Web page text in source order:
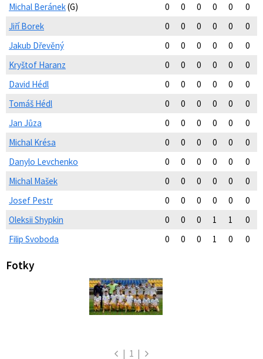
Michal Beránek(G) 0 0 0 0 0
0
Jiří Borek
0 0 0 0 0
0
Jakub Dřevěný
0 0 0 0 0
0
Kryštof Haranz
0 0 0 0 0
0
David Hédl
0 0 0 0 0
0
Tomáš Hédl
0 0 0 0 0
0
Jan Jůza
0 0 0 0 0
0
Michal Krésa
0 0 0 0 0
0
Danylo Levchenko
0 0 0 0 0
0
Michal Mašek
0 0 0 0 0
0
Josef Pestr
0 0 0 0 0
0
Oleksii Shypkin
0 0 0 1 1
0
Filip Svoboda
0 0 0 1 0 0
Fotky
| 1 |